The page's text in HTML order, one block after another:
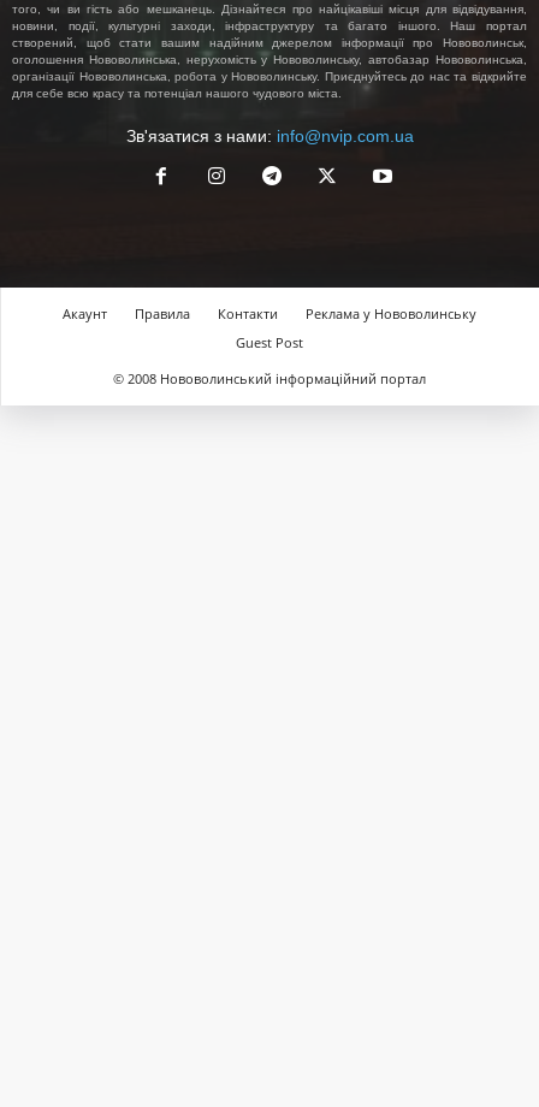
того, чи ви гість або мешканець. Дізнайтеся про найцікавіші місця для відвідування,
новини, події, культурні заходи, інфраструктуру та багато іншого. Наш портал
створений, щоб стати вашим надійним джерелом інформації про Нововолинськ,
оголошення Нововолинська, нерухомість у Нововолинську, автобазар Нововолинська,
організації Нововолинська, робота у Нововолинську. Приєднуйтесь до нас та відкрийте
для себе всю красу та потенціал нашого чудового міста.
Зв'язатися з нами: info@nvip.com.ua
Акаунт Правила Контакти
Реклама у Нововолинську
Guest Post
© 2008 Нововолинський інформаційний портал